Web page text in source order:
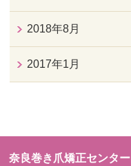
2018年8月
2017年1月
奈良巻き爪矯正センター